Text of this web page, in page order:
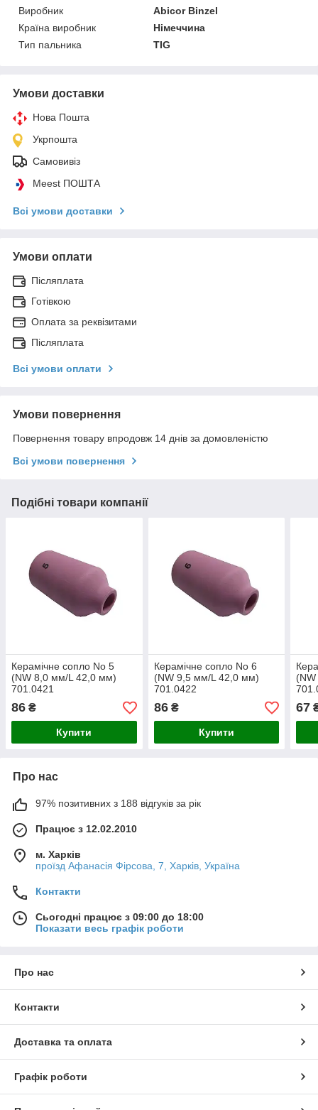
Виробник
Abicor Binzel
Країна виробник
Німеччина
Тип пальника
TIG
Умови доставки
Нова Пошта
Укрпошта
Самовивіз
Meest ПОШТА
Всі умови доставки
Умови оплати
Післяплата
Готівкою
Оплата за реквізитами
Післяплата
Всі умови оплати
Умови повернення
Повернення товару впродовж 14 днів за домовленістю
Всі умови повернення
Подібні товари компанії
Керамічне сопло No 5
(NW 8,0 мм/L 42,0 мм)
701.0421
86 ₴
Купити
Керамічне сопло No 6
(NW 9,5 мм/L 42,0 мм)
701.0422
86₴
Купити
67
Про нас
97% позитивних з 188 відгуків за рік
Працює з 12.02.2010
м. Харків
проїзд Афанасія Фірсова, 7, Харків, Україна
Контакти
Сьогодні працює з 09:00 до 18:00
Показати весь графік роботи
Про нас
Контакти
Доставка та оплата
Графік роботи